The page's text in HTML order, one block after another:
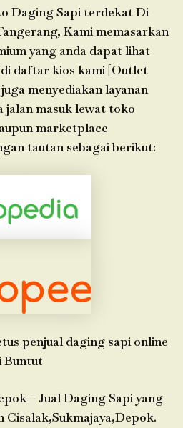
Daging Sapi terdekat Di
Kami memasarkan
yang anda dapat lihat
daftar kios kami [Outlet
menyediakan layanan
jalan masuk lewat toko
marketplace
tautan sebagai berikut:
penjual daging sapi online
Buntut
– Jual Daging Sapi yang
Cisalak,Sukmajaya,Depok.